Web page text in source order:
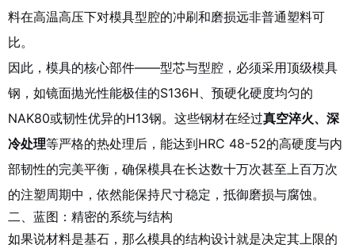
料在高温高压下对模具型腔的冲刷和磨损远非普通塑料可
比。
因此，模具的核心部件——型芯与型腔，必须采用顶级模具
钢，如镜面抛光性能极佳的S136H、预硬化硬度均匀的
NAK80或韧性优异的H13钢。这些钢材在经过真空淬火、深
冷处理等严格的热处理后，能达到HRC 48-52的高硬度与内
部韧性的完美平衡，确保模具在长达数十万次甚至上百万次
的注塑周期中，依然能保持尺寸稳定，抵御磨损与腐蚀。
二、蓝图：精密的系统与结构
如果说材料是基石，那么模具的结构设计就是决定其上限的